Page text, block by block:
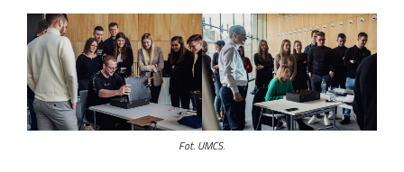
Fot. UMCS.